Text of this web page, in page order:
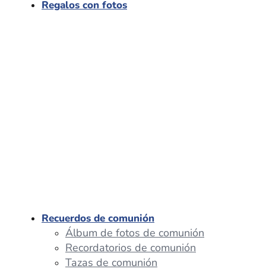
Regalos con fotos
Recuerdos de comunión
Álbum de fotos de comunión
Recordatorios de comunión
Tazas de comunión